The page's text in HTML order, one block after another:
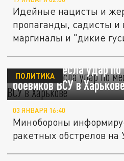
Идейные нацисты и
пропаганды, садисты и
маргиналы и "дикие
Россия нанесла удар
боевиков ВСУ в
ПОЛИТИКА
03 ЯНВАРЯ 16:40
Минобороны
ракетных обстрелов на